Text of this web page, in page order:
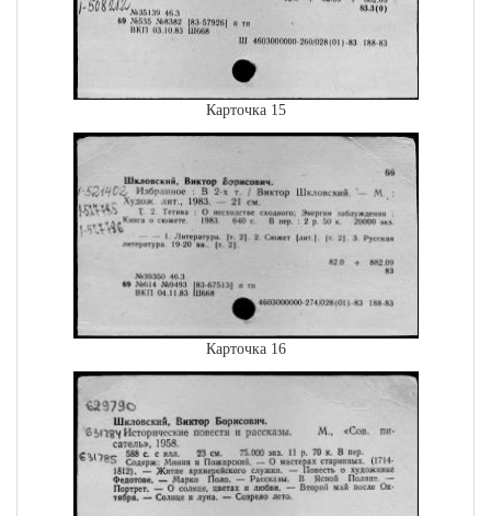
Карточка 15
Карточка 16